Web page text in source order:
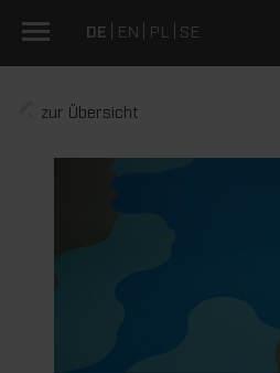
DE EN PL SE
zur Übersicht